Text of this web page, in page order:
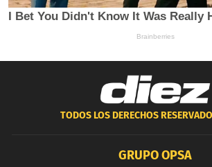
TODOS LOS DERECHOS
GRUPO OPSA